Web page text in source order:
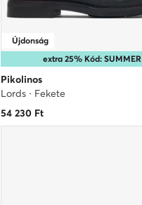
extra 25% Kód: SUMMER
Újdonság
Pikolinos
Lords · Fekete
54 230Ft